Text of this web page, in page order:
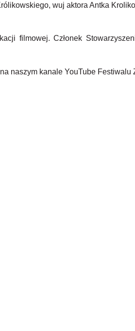
wuj aktora Antka
filmowej. Członek
naszym kanale YouTube Festiwalu